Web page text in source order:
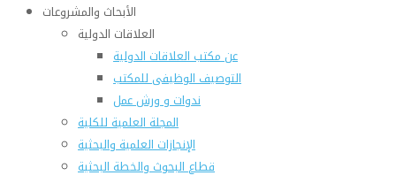
الأبحاث والمشروعات
العلاقات الدولية
عن مكتب العلاقات الدولية
التوصيف الوظيفى للمكتب
ندوات و ورش عمل
المجلة العلمية للكلية
الإنجازات العلمية والبحثية
قطاع البحوث والخطة البحثية